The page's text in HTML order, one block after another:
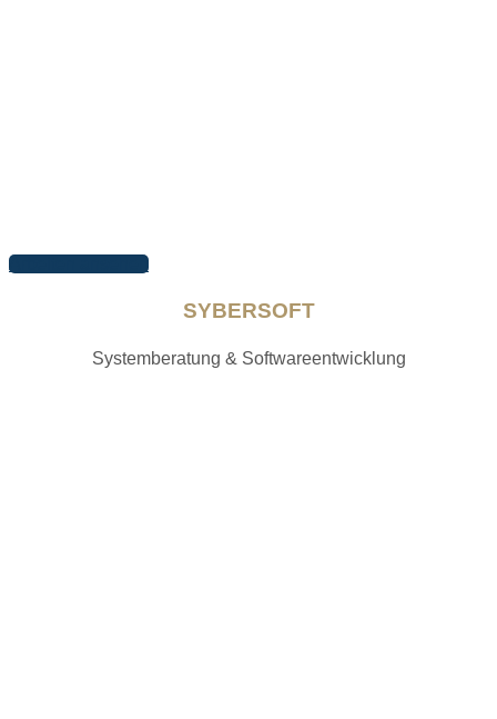
Arbeiten ansehen
SYBERSOFT
Systemberatung & Softwareentwicklung